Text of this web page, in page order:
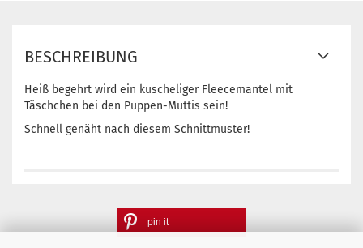
BESCHREIBUNG
Heiß begehrt wird ein kuscheliger Fleecemantel mit
Täschchen bei den Puppen-Muttis sein!
Schnell genäht nach diesem Schnittmuster!
pin it